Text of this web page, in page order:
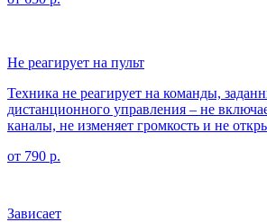
Не реагирует на пульт
Техника не реагирует на команды,
дистанционного управления – не
каналы, не изменяет громкость и не
от 790 р.
Зависает